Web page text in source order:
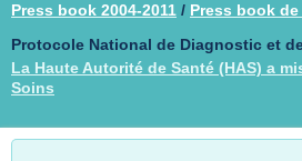
Press book 2004-2011 / Press book
Protocole National de Diagnostic et
La Haute Autorité de Santé (HAS) a
Soins